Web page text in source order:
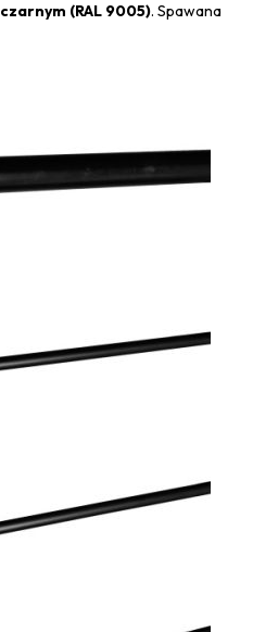
czarnym (RAL 9005). Spawana